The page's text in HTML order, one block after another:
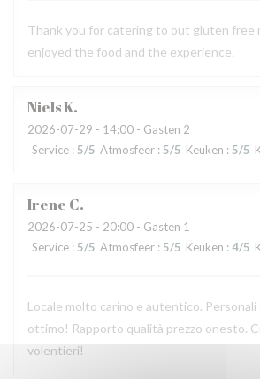
Thank you for catering to out gluten free
enjoyed the food and the experience.
NielsK
2026-07-29 - 14:00 - Gasten 2
Service : 5/5 Atmosfeer : 5/5 Keuken : 5/5
Irene C
2026-07-25 - 20:00 - Gasten 1
Service : 5/5 Atmosfeer : 5/5 Keuken : 4/5
Locale molto carino e autentico.
ottimo! Rapporto qualità prezzo onesto.
volentieri!